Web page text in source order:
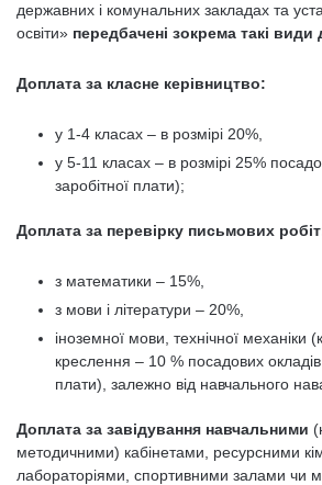
державних і комунальних закладах та
освіти» передбачені зокрема такі види
Доплата за класне керівництво:
у 1-4 класах – в розмірі 20%,
у 5-11 класах – в розмірі 25%
заробітної плати);
Доплата за перевірку письмових
з математики – 15%,
з мови і літератури – 20%,
іноземної мови, технічної механіки
креслення – 10 % посадових окладів
плати), залежно від навчального
Доплата за завідування навчальними
методичними) кабінетами, ресурсними
лабораторіями, спортивними залами чи